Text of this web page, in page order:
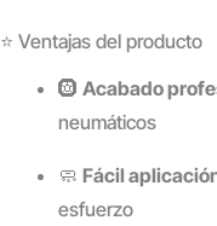
⭐ Ventajas del producto
🛞 Acabado
neumáticos
🧼 Fácil
esfuerzo